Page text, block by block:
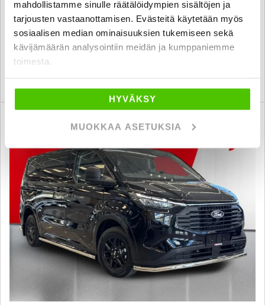
mahdollistamme sinulle räätälöidympien sisältöjen ja
tarjousten vastaanottamisen. Evästeitä käytetään myös
sosiaalisen median ominaisuuksien tukemiseen sekä
kävijämäärän analysointiin meidän ja kumppaniemme
toimesta.
HYVÄKSY
MUOKKAA ASETUKSIA
2026 , Automaatti, Plug-in-hybridi, 0 km
60 610 €
alk. 411 € / kk
seinäjoki